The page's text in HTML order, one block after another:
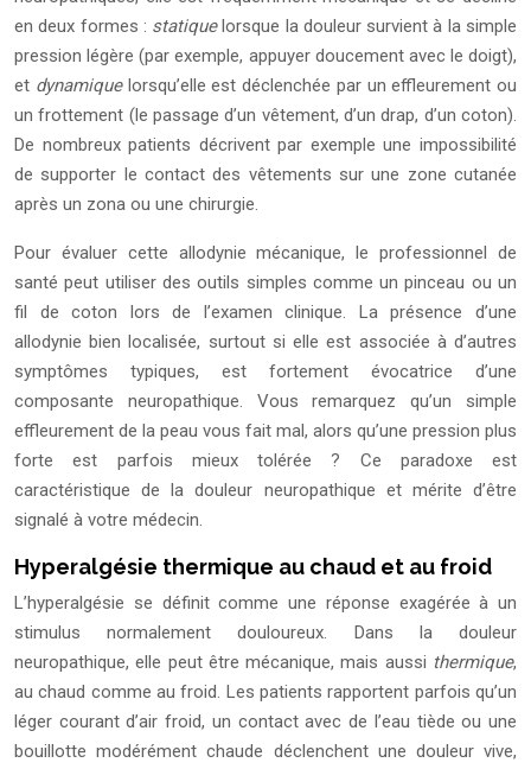
en deux formes : statiquelorsque la douleur survient à la simple
pression légère (par exemple, appuyer doucement avec le doigt),
et dynamiquelorsqu’elle est déclenchée par un effleurement ou
un frottement (le passage d’un vêtement, d’un drap, d’un coton).
De nombreux patients décrivent par exemple une impossibilité
de supporter le contact des vêtements sur une zone cutanée
après un zona ou une chirurgie.
Pour évaluer cette allodynie mécanique, le professionnel de
santé peut utiliser des outils simples comme un pinceau ou un
fil de coton lors de l’examen clinique. La présence d’une
allodynie bien localisée, surtout si elle est associée à d’autres
symptômes typiques, est fortement évocatrice d’une
composante neuropathique. Vous remarquez qu’un simple
effleurement de la peau vous fait mal, alors qu’une pression plus
forte est parfois mieux tolérée ? Ce paradoxe est
caractéristique de la douleur neuropathique et mérite d’être
signalé à votre médecin.
Hyperalgésie thermique au chaud et au froid
L’hyperalgésie se définit comme une réponse exagérée à un
stimulus normalement douloureux. Dans la douleur
neuropathique, elle peut être mécanique, mais aussi thermique,
au chaud comme au froid. Les patients rapportent parfois qu’un
léger courant d’air froid, un contact avec de l’eau tiède ou une
bouillotte modérément chaude déclenchent une douleur vive,